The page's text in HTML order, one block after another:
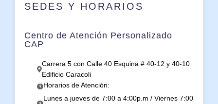
SEDES Y HORARIOS
Centro de Atención Personalizado
CAP
Carrera 5 con Calle 40 Esquina # 40-12 y 40-10
Edificio Caracoli
Horarios de Atención:
Lunes a jueves de 7:00 a 4:00p.m / Viernes 7:00